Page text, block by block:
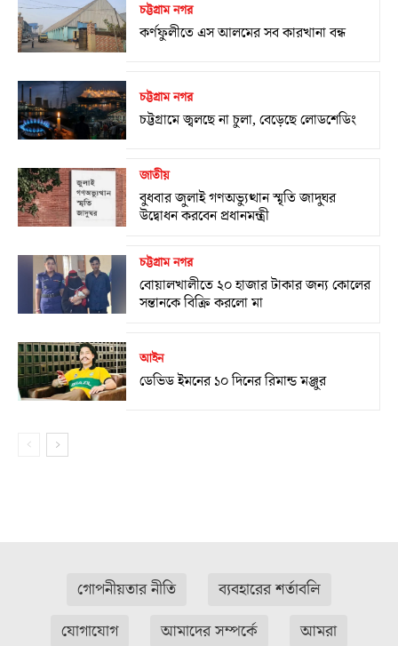
চট্টগ্রাম নগর
কর্ণফুলীতে এস আলমের সব কারখানা বন্ধ
চট্টগ্রাম নগর
চট্টগ্রামে জ্বলছে না চুলা, বেড়েছে লোডশেডিং
জাতীয়
বুধবার জুলাই গণঅভ্যুত্থান স্মৃতি জাদুঘর
উদ্বোধন করবেন প্রধানমন্ত্রী
চট্টগ্রাম নগর
বোয়ালখালীতে ২০ হাজার টাকার জন্য কোলের
সন্তানকে বিক্রি করলো মা
আইন
ডেভিড ইমনের ১০ দিনের রিমান্ড মঞ্জুর
গোপনীয়তার নীতি
ব্যবহারের শর্তাবলি
যোগাযোগ
আমাদের সম্পর্কে
আমরা